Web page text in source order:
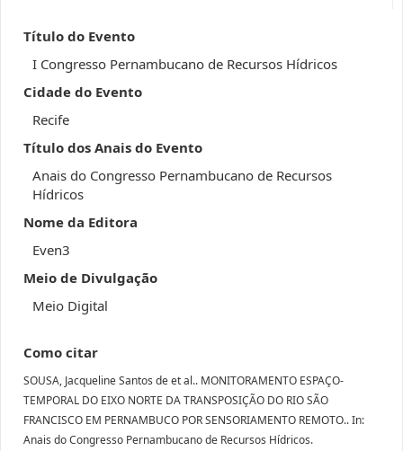
Título do Evento
I Congresso Pernambucano de Recursos Hídricos
Cidade do Evento
Recife
Título dos Anais do Evento
Anais do Congresso Pernambucano de Recursos
Hídricos
Nome da Editora
Even3
Meio de Divulgação
Meio Digital
Como citar
SOUSA, Jacqueline Santos de et al.. MONITORAMENTO ESPAÇO-
TEMPORAL DO EIXO NORTE DA TRANSPOSIÇÃO DO RIO SÃO
FRANCISCO EM PERNAMBUCO POR SENSORIAMENTO REMOTO.. In:
Anais do Congresso Pernambucano de Recursos Hídricos.